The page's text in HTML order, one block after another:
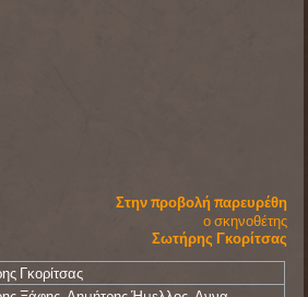
Στην προβολή παρευρέθη
ο σκηνοθέτης
Σωτήρης Γκορίτσας
Γκορίτσας